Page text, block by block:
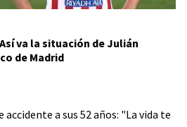
va la situación de Julián
de Madrid